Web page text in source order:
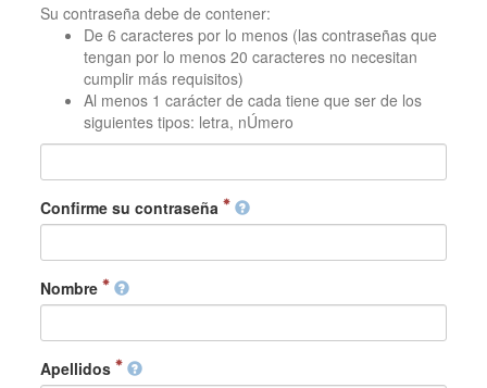
Su contraseña debe de contener:
De 6 caracteres por lo menos (las contraseñas que
tengan por lo menos 20 caracteres no necesitan
cumplir más requisitos)
Al menos 1 carácter de cada tiene que ser de los
siguientes tipos: letra, nÚmero
Confirme su contraseña
Nombre
Apellidos